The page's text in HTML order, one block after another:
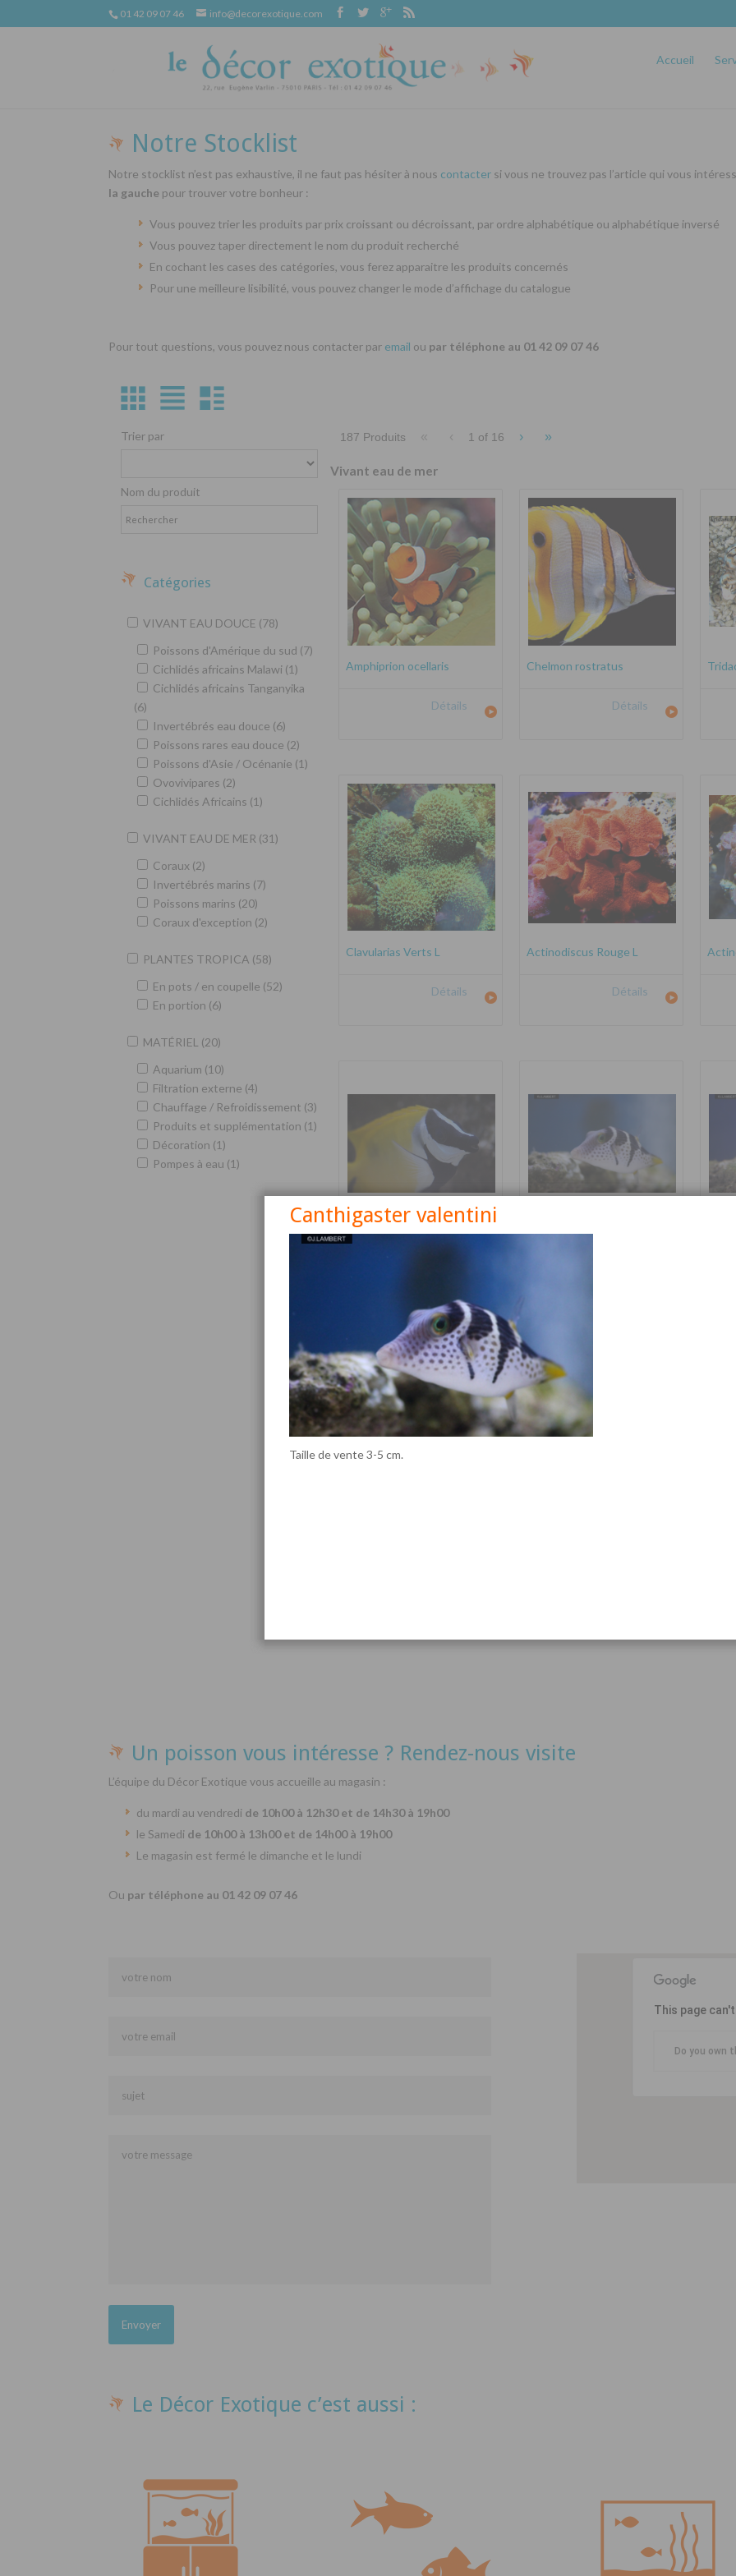
01 42 09 07 46 info@decorexotique.com
Accueil
Notre Stocklist
Notre stocklist n’est pas exhaustive, il ne faut pas hésiter à nous contacter si vous ne trouvez pas l’article qui vous
la gauche pour trouver votre bonheur :
Vous pouvez trier les produits par prix croissant ou décroissant, par ordre alphabétique ou alphabétique inversé
Vous pouvez taper directement le nom du produit recherché
En cochant les cases des catégories, vous ferez apparaitre les produits concernés
Pour une meilleure lisibilité, vous pouvez changer le mode d’affichage du catalogue
Pour tout questions, vous pouvez nous contacter par email ou par téléphone au 01 42 09 07 46
Trier par
Nom du produit
Catégories
VIVANT EAU DOUCE (78)
Poissons d'Amérique du sud (7)
Cichlidés africains Malawi (1)
Cichlidés africains Tanganyika
(6)
Invertébrés eau douce (6)
Poissons rares eau douce (2)
Poissons d'Asie / Océnanie (1)
Ovovivipares (2)
Cichlidés Africains (1)
VIVANT EAU DE MER (31)
Coraux (2)
Invertébrés marins (7)
Poissons marins (20)
Coraux d'exception (2)
PLANTES TROPICA (58)
En pots / en coupelle (52)
En portion (6)
MATÉRIEL (20)
Aquarium (10)
Filtration externe (4)
Chauffage / Refroidissement (3)
Produits et supplémentation (1)
Décoration (1)
Pompes à eau (1)
187 Produits « ‹ 1 of 16 › »
Vivant eau de mer
Amphiprion ocellaris
Détails
Chelmon rostratus
Détails
Clavularias Verts L
Détails
Actinodiscus Rouge L
Détails
Siganus vulpinus Canthigaster valentini
Un poisson vous intéresse ? Rendez-nous visite
L’équipe du Décor Exotique vous accueille au magasin :
du mardi au vendredi de 10h00 à 12h30 et de 14h30 à 19h00
le Samedi de 10h00 à 13h00 et de 14h00 à 19h00
Le magasin est fermé le dimanche et le lundi
Ou par téléphone au 01 42 09 07 46
This page
Do you own
Le Décor Exotique c’est aussi :
Canthigaster valentini
Taille de vente 3-5 cm.